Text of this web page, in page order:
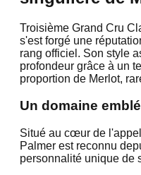
Troisième Grand Cru
s'est forgé une
rang officiel. Son style
profondeur grâce à un
proportion de Merlot,
Un domaine
Situé au cœur de
Palmer est reconnu
personnalité unique de